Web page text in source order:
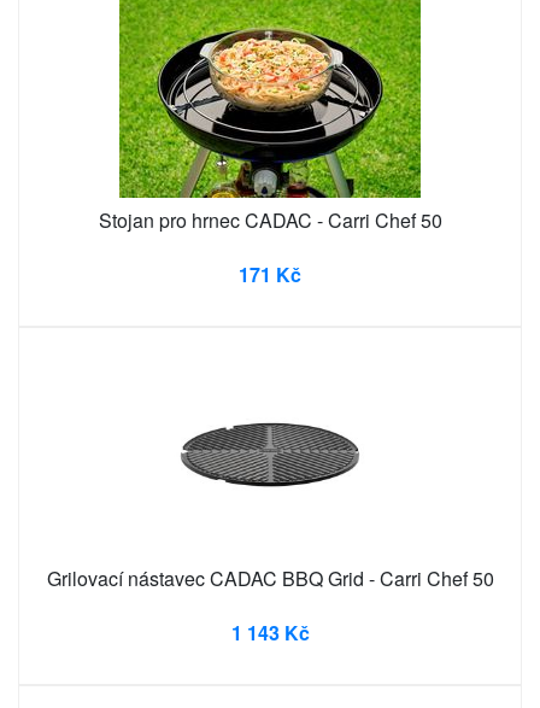
Stojan pro hrnec CADAC - Carri Chef 50
171 Kč
Grilovací nástavec CADAC BBQ Grid - Carri Chef 50
1 143 Kč